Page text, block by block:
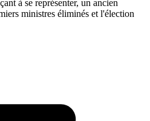
à se représenter, un ancien
ministres éliminés et l'élection